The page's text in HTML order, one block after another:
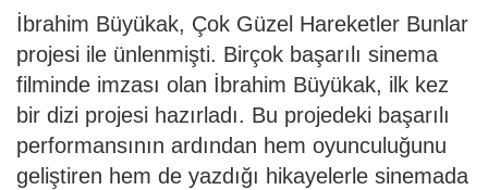
İbrahim Büyükak, Çok Güzel Hareketler Bunlar
projesi ile ünlenmişti. Birçok başarılı sinema
filminde imzası olan İbrahim Büyükak, ilk kez
bir dizi projesi hazırladı. Bu projedeki başarılı
performansının ardından hem oyunculuğunu
geliştiren hem de yazdığı hikayelerle sinemada